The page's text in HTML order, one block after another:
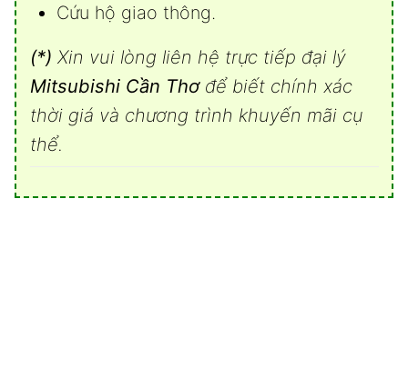
Cứu hộ giao thông.
(*) Xin vui lòng liên hệ trực tiếp đại lý
Mitsubishi Cần Thơđể biết chính xác
thời giá và chương trình khuyến mãi cụ
thể.